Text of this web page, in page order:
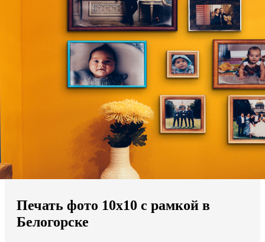
Ваш регион доставки
Выберите из списка:
Мы доставляем по всему миру
Продолжить без города
Печать фото 10х10 с рамкой в
Белогорске